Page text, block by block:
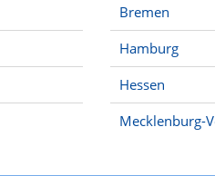
Bremen
Hamburg
Hessen
Mecklenburg-